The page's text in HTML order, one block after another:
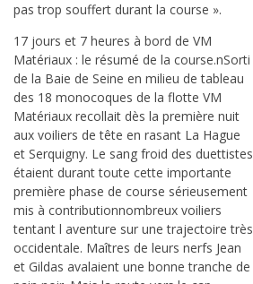
pas trop souffert durant la course ».
17 jours et 7 heures à bord de VM
Matériaux : le résumé de la course.nSorti
de la Baie de Seine en milieu de tableau
des 18 monocoques de la flotte VM
Matériaux recollait dès la première nuit
aux voiliers de tête en rasant La Hague
et Serquigny. Le sang froid des duettistes
étaient durant toute cette importante
première phase de course sérieusement
mis à contributionnombreux voiliers
tentant l aventure sur une trajectoire très
occidentale. Maîtres de leurs nerfs Jean
et Gildas avalaient une bonne tranche de